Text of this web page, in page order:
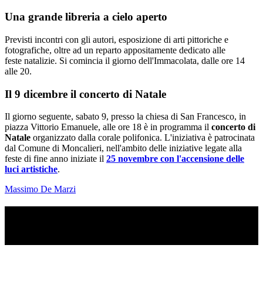
Una grande libreria a cielo aperto
Previsti incontri con gli autori, esposizione di arti pittoriche e
fotografiche, oltre ad un reparto appositamente dedicato alle
feste natalizie. Si comincia il giorno dell'Immacolata, dalle ore 14
alle 20.
Il 9 dicembre il concerto di Natale
Il giorno seguente, sabato 9, presso la chiesa di San Francesco, in
piazza Vittorio Emanuele, alle ore 18 è in programma il concerto di
Natale organizzato dalla corale polifonica. L'iniziativa è patrocinata
dal Comune di Moncalieri, nell'ambito delle iniziative legate alla
feste di fine anno iniziate il 25 novembre con l'accensione delle
luci artistiche.
Massimo De Marzi